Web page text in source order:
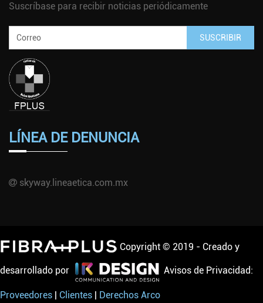
Suscríbase para recibir noticias periódicamente
SUSCRIBIR
LÍNEA DE DENUNCIA
skyway.lineaetica.com.mx
Copyright © 2019 - Creado y
desarrollado por Avisos de Privacidad:
Proveedores Clientes Derechos Arco